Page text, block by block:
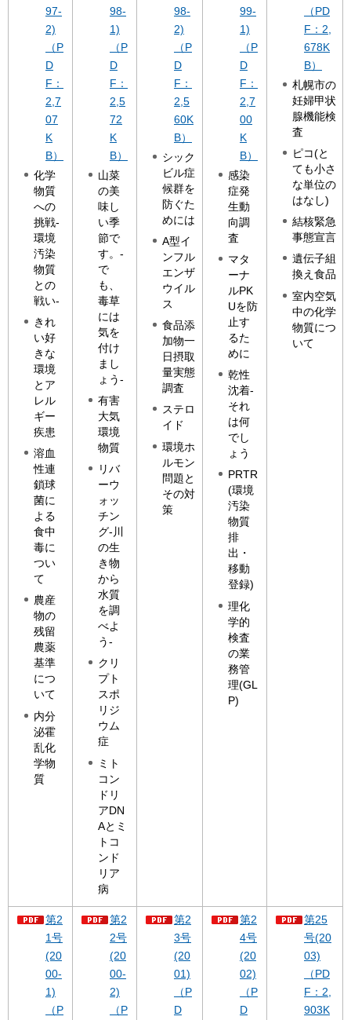
97-
2)
（P
D
F：
2,7
07
K
B）
化学
物質
への
挑戦-
環境
汚染
物質
との
戦い-
きれ
い好
きな
環境
とア
レル
ギー
疾患
溶血
性連
鎖球
菌に
よる
食中
毒に
つい
て
農産
物の
残留
農薬
基準
につ
いて
内分
泌霍
乱化
学物
質
98-
1)
（P
D
F：
2,5
72
K
B）
山菜
の美
味し
い季
節で
す。-
で
も、
毒草
には
気を
付け
まし
ょう-
有害
大気
環境
物質
リバ
ーウ
ォッ
チン
グ-川
の生
き物
から
水質
を調
べよ
う-
クリ
プト
スポ
リジ
ウム
症
ミト
コン
ドリ
アDN
Aとミ
トコ
ンド
リア
病
98-
2)
（P
D
F：
2,5
60K
B）
シック
ビル症
候群を
防ぐた
めには
A型イ
ンフル
エンザ
ウイル
ス
食品添
加物一
日摂取
量実態
調査
ステロ
イド
環境ホ
ルモン
問題と
その対
策
99-
1)
（P
D
F：
2,7
00
K
B）
感染
症発
生動
向調
査
マタ
ーナ
ルPK
Uを防
止す
るた
めに
乾性
沈着-
それ
は何
でし
ょう
PRTR
(環境
汚染
物質
排
出・
移動
登録)
理化
学的
検査
の業
務管
理(GL
P)
（PD
F：2,
678K
B）
札幌市の
妊婦甲状
腺機能検
査
ピコ(と
ても小さ
な単位の
はなし)
結核緊急
事態宣言
遺伝子組
換え食品
室内空気
中の化学
物質につ
いて
第2
1号
(20
00-
1)
（P
第2
2号
(20
00-
2)
（P
第2
3号
(20
01)
（P
D
第2
4号
(20
02)
（P
D
第25
号(20
03)
（PD
F：2,
903K